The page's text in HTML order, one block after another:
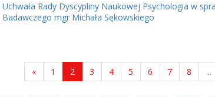
Uchwała Rady Dyscypliny Naukowej Psychologia w
Badawczego mgr Michała Sękowskiego
« 1 2 3 4 5 6 7 8 ...